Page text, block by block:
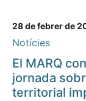
28 de febrer de
Notícies
El MARQ
jornada
territorial